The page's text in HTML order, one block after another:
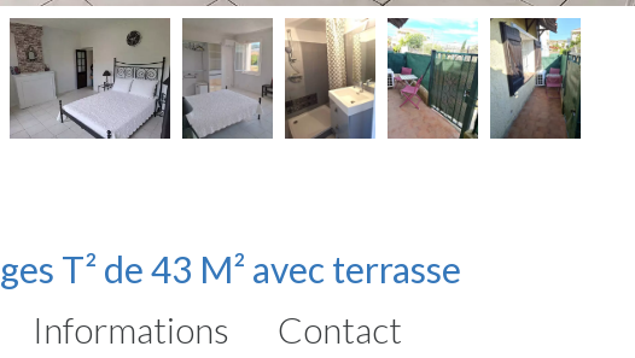
T² de 43 M² avec terrasse
Informations Contact